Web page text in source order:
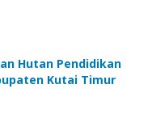
Hutan Pendidikan
Kutai Timur